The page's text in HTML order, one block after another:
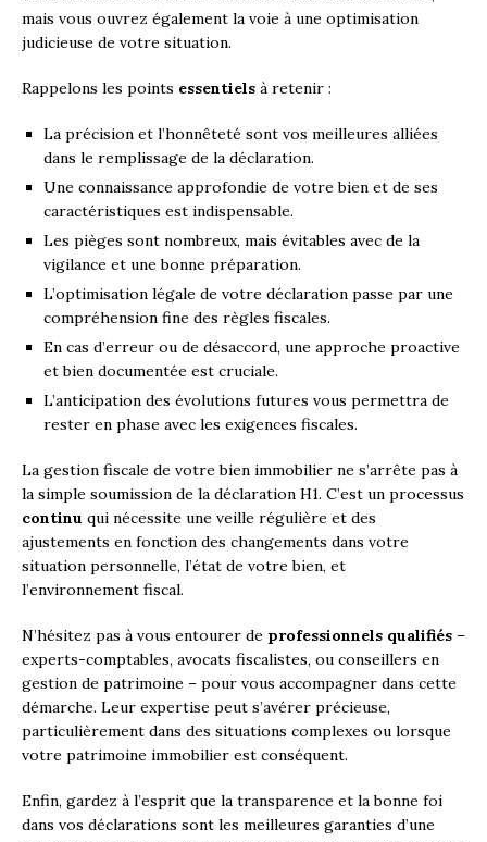
mais vous ouvrez également la voie à une optimisation
judicieuse de votre situation.
Rappelons les points essentiels à retenir :
La précision et l’honnêteté sont vos meilleures alliées
dans le remplissage de la déclaration.
Une connaissance approfondie de votre bien et de ses
caractéristiques est indispensable.
Les pièges sont nombreux, mais évitables avec de la
vigilance et une bonne préparation.
L’optimisation légale de votre déclaration passe par une
compréhension fine des règles fiscales.
En cas d’erreur ou de désaccord, une approche proactive
et bien documentée est cruciale.
L’anticipation des évolutions futures vous permettra de
rester en phase avec les exigences fiscales.
La gestion fiscale de votre bien immobilier ne s’arrête pas à
la simple soumission de la déclaration H1. C’est un processus
continu qui nécessite une veille régulière et des
ajustements en fonction des changements dans votre
situation personnelle, l’état de votre bien, et
l’environnement fiscal.
N’hésitez pas à vous entourer de professionnels qualifiés –
experts-comptables, avocats fiscalistes, ou conseillers en
gestion de patrimoine – pour vous accompagner dans cette
démarche. Leur expertise peut s’avérer précieuse,
particulièrement dans des situations complexes ou lorsque
votre patrimoine immobilier est conséquent.
Enfin, gardez à l’esprit que la transparence et la bonne foi
dans vos déclarations sont les meilleures garanties d’une